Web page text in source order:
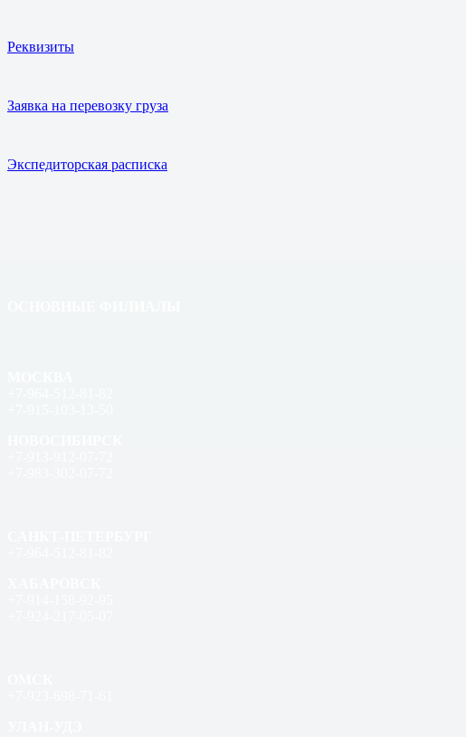
Реквизиты
Заявка на перевозку груза
Экспедиторская расписка